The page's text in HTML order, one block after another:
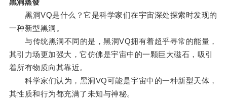
黑洞蒸發
黑洞VQ是什么？它是科学家们在宇宙深处探索时发现的
一种新型黑洞。
与传统黑洞不同的是，黑洞VQ拥有着超乎寻常的能量，
其引力场更加强大，它仿佛是宇宙中的一颗巨大磁石，吸引
着所有物质向其靠近。
科学家们认为，黑洞VQ可能是宇宙中的一种新型天体，
其性质和行为都充满了未知与神秘。